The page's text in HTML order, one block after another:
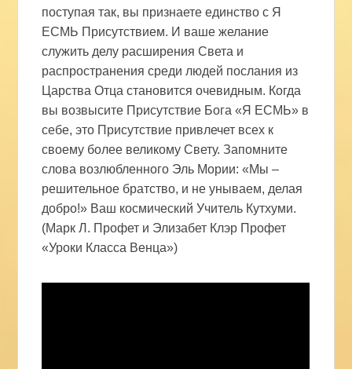
поступая так, вы признаете единство с Я
ЕСМЬ Присутствием. И ваше желание
служить делу расширения Света и
распространения среди людей послания из
Царства Отца становится очевидным. Когда
вы возвысите Присутствие Бога «Я ЕСМЬ» в
себе, это Присутствие привлечет всех к
своему более великому Свету. Запомните
слова возлюбленного Эль Мории: «Мы –
решительное братство, и не унываем, делая
добро!» Ваш космический Учитель Кутхуми.
(Марк Л. Профет и Элизабет Клэр Профет
«Уроки Класса Венца»)